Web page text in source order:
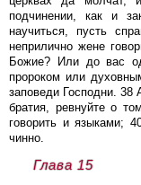
подчинении, как и
научиться, пусть
неприлично жене
Божие? Или до вас
пророком или
заповеди Господни. 38
братия, ревнуйте о
говорить и языками;
чинно.
Глава 15